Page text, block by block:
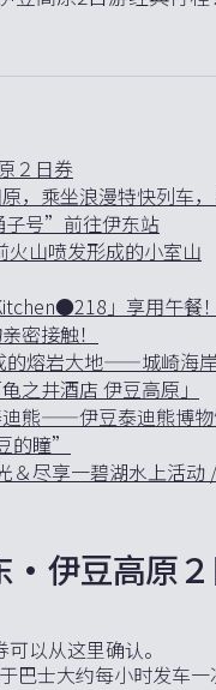
２日券
，乘坐浪漫特快列车，
子号”前往伊东站
山喷发形成的小室山
」享用午餐！
密接触！
的熔岩大地——城崎海岸
之井酒店 伊豆高原」
迪熊——伊豆泰迪熊博
的瞳”
尽享一碧湖水上活动 /
伊豆高原
以从这里确认。
巴士大约每小时发车一